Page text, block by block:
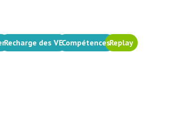
Recharge des VECompétencesReplay